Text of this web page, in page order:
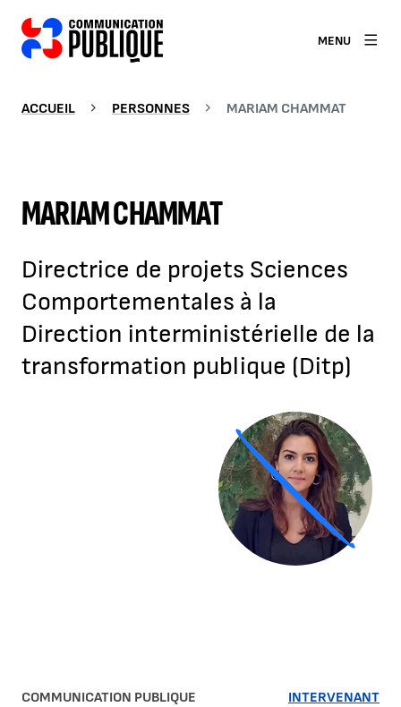
MENU
ACCUEIL PERSONNES MARIAM CHAMMAT
MARIAM CHAMMAT
Directrice de projets Sciences
Comportementales à la
Direction interministérielle de la
transformation publique (Ditp)
Agrandir
COMMUNICATION PUBLIQUE INTERVENANT